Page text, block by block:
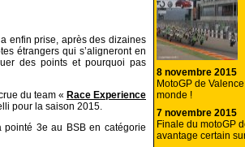
enfin prise, après des dizaines
étrangers qui s’aligneront en
des points et pourquoi pas
du team « Race Experience
pour la saison 2015.
3e au BSB en catégorie
8 novembre 2015
MotoGP de
monde !
7 novembre 2015
Finale du motoGP
avantage certain